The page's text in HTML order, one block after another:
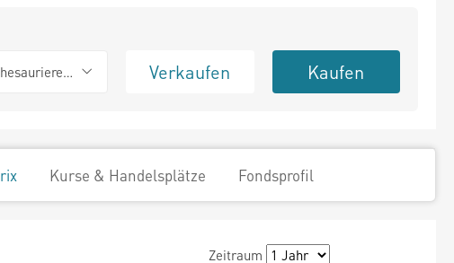
Verkaufen Kaufen
Kurse & Handelsplätze Fondsprofil
Zeitraum